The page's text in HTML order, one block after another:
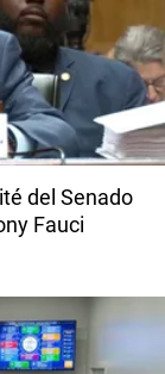
del Senado
Fauci